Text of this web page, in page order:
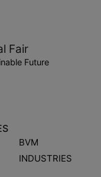
Fair
Future
BVM
INDUSTRIES